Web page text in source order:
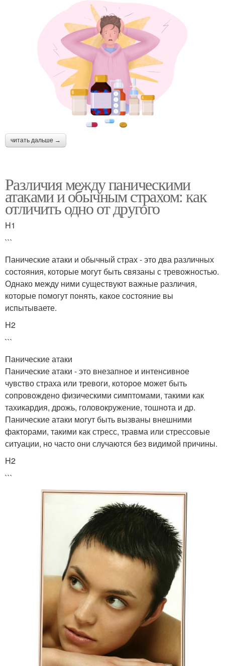
читать дальше →
Различия между паническими
атаками и обычным страхом: как
отличить одно от другого
H1
```
Панические атаки и обычный страх - это два различных
состояния, которые могут быть связаны с тревожностью.
Однако между ними существуют важные различия,
которые помогут понять, какое состояние вы
испытываете.
H2
```
Панические атаки
Панические атаки - это внезапное и интенсивное
чувство страха или тревоги, которое может быть
сопровождено физическими симптомами, такими как
тахикардия, дрожь, головокружение, тошнота и др.
Панические атаки могут быть вызваны внешними
факторами, такими как стресс, травма или стрессовые
ситуации, но часто они случаются без видимой причины.
H2
```